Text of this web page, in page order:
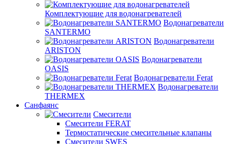
Комплектующие для водонагревателей
Водонагреватели
SANTERMO
Водонагреватели
ARISTON
Водонагреватели
OASIS
Водонагреватели Ferat
Водонагреватели
THERMEX
Санфаянс
Смесители
Смесители FERAT
Термостатические смесительные клапаны
Смесители SWES